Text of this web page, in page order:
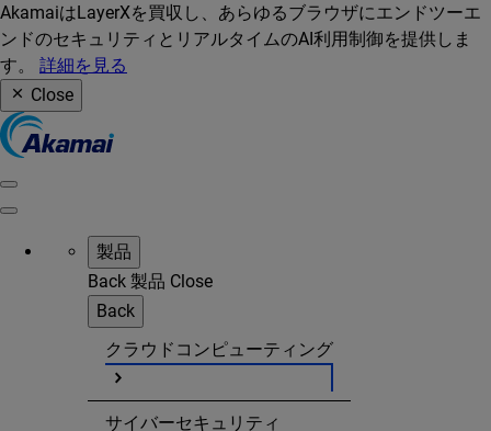
AkamaiはLayerXを買収し、あらゆるブラウザにエンドツーエ
ンドのセキュリティとリアルタイムのAI利用制御を提供しま
す。 詳細を見る
Close
製品
Back 製品 Close
Back
クラウドコンピューティング
サイバーセキュリティ